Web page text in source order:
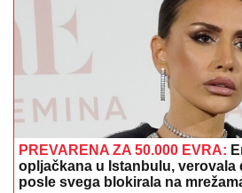
dečka JJ"
(FOTO) ALEKSA
PODELIO PRIZOR
KUĆE U NOVOM
kostimu sirene,
"Salajka ima more"